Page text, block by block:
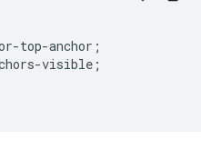
top-anchor ;
visible ;